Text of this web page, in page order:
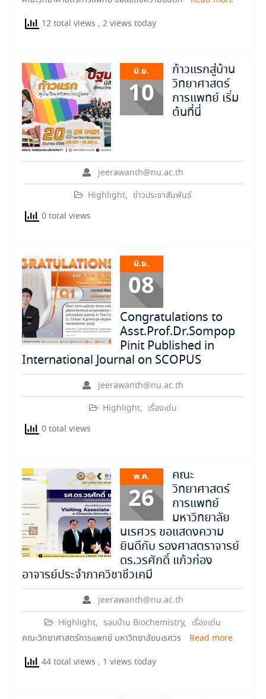
12 total views , 2 views today
มิ.ย.
10
ก้าวแรกสู่บ้าน
วิทยาศาสตร์
การแพทย์ เริ่ม
ต้นที่นี่
jeerawanth@nu.ac.th
Highlight, ข่าวประชาสัมพันธ์
0 total views
มิ.ย.
08
Congratulations to
Asst.Prof.Dr.Sompop
Pinit Published in
International Journal on SCOPUS
jeerawanth@nu.ac.th
Highlight, เรื่องเด่น
0 total views
พ.ค.
26
คณะ
วิทยาศาสตร์
การแพทย์
มหาวิทยาลัย
นเรศวร ขอแสดงความ
ยินดีกับ รองศาสตราจารย์
ดร.วรศักดิ์ แก้วก่อง
อาจารย์ประจำภาควิชาชีวเคมี
jeerawanth@nu.ac.th
Highlight, รอบบ้าน Biochemistry, เรื่องเด่น
คณะวิทยาศาสตร์การแพทย์ มหาวิทยาลัยนเรศวร
Read more
44 total views , 1 views today